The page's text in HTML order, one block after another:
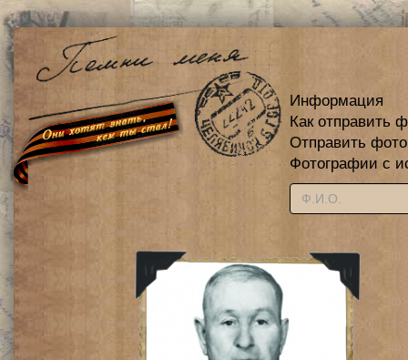
Информация
Как отправить
Отправить
Фотографии с